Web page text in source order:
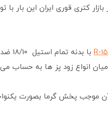
کتری قوری ایران این بار
با
انواع زود پز ها به حساب می
موجب پخش گرما بصورت